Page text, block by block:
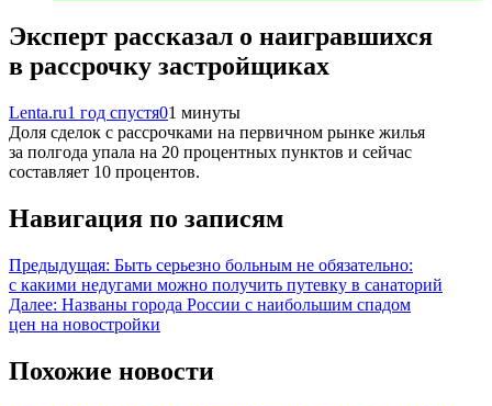
Эксперт рассказал о наигравшихся
в рассрочку застройщиках
Lenta.ru1 год спустя01 минуты
Доля сделок с рассрочками на первичном рынке жилья
за полгода упала на 20 процентных пунктов и сейчас
составляет 10 процентов.
Навигация по записям
Предыдущая: Быть серьезно больным не обязательно:
с какими недугами можно получить путевку в санаторий
Далее: Названы города России с наибольшим спадом
цен на новостройки
Похожие новости